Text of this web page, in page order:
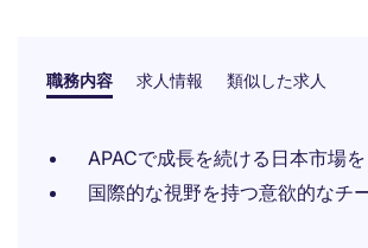
職務内容 求人情報 類似した求人
APACで成長を続ける日本市場
国際的な視野を持つ意欲的なチ